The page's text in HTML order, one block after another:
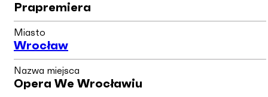
Prapremiera
Miasto
Wrocław
Nazwa miejsca
Opera We Wrocławiu